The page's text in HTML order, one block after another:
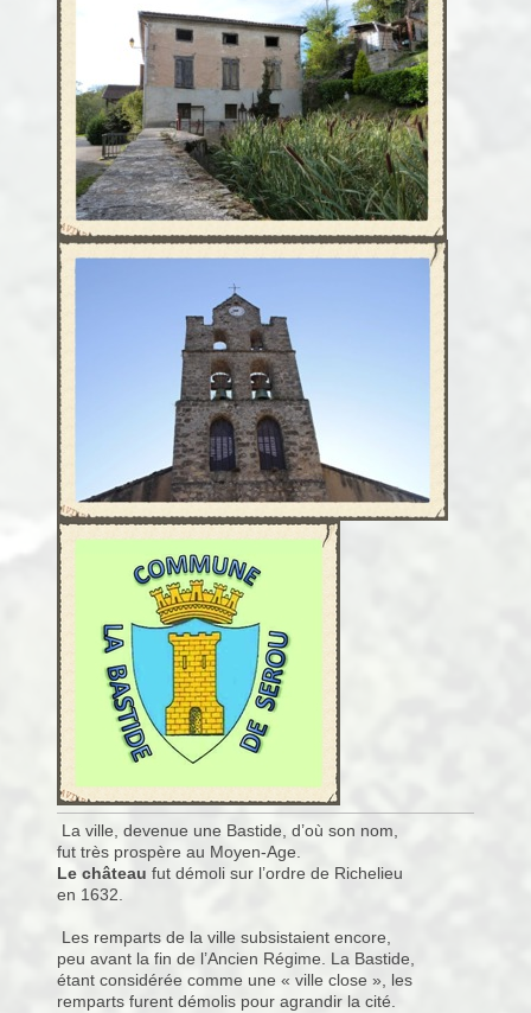
La ville, devenue une Bastide, d’où son nom,
fut très prospère au Moyen-Age.
Le château fut démoli sur l’ordre de Richelieu
en 1632.
Les remparts de la ville subsistaient encore,
peu avant la fin de l’Ancien Régime. La Bastide,
étant considérée comme une « ville close », les
remparts furent démolis pour agrandir la cité.